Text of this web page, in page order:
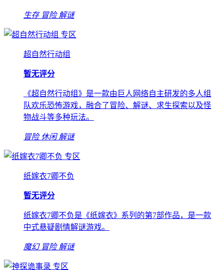
生存 冒险 解谜
专区
超自然行动组
暂无评分
《超自然行动组》是一款由巨人网络自主研发的多人组
队欢乐恐怖游戏，融合了冒险、解谜、求生探索以及怪
物战斗等多种玩法。
冒险 休闲 解谜
专区
纸嫁衣7卿不负
暂无评分
纸嫁衣7卿不负是《纸嫁衣》系列的第7部作品，是一款
中式悬疑剧情解谜游戏。
魔幻 冒险 解谜
专区